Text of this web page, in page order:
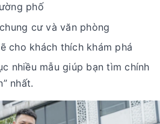
phố
cư và văn phòng
cho khách thích khám phá
nhiều mẫu giúp bạn tìm chính
nhất.